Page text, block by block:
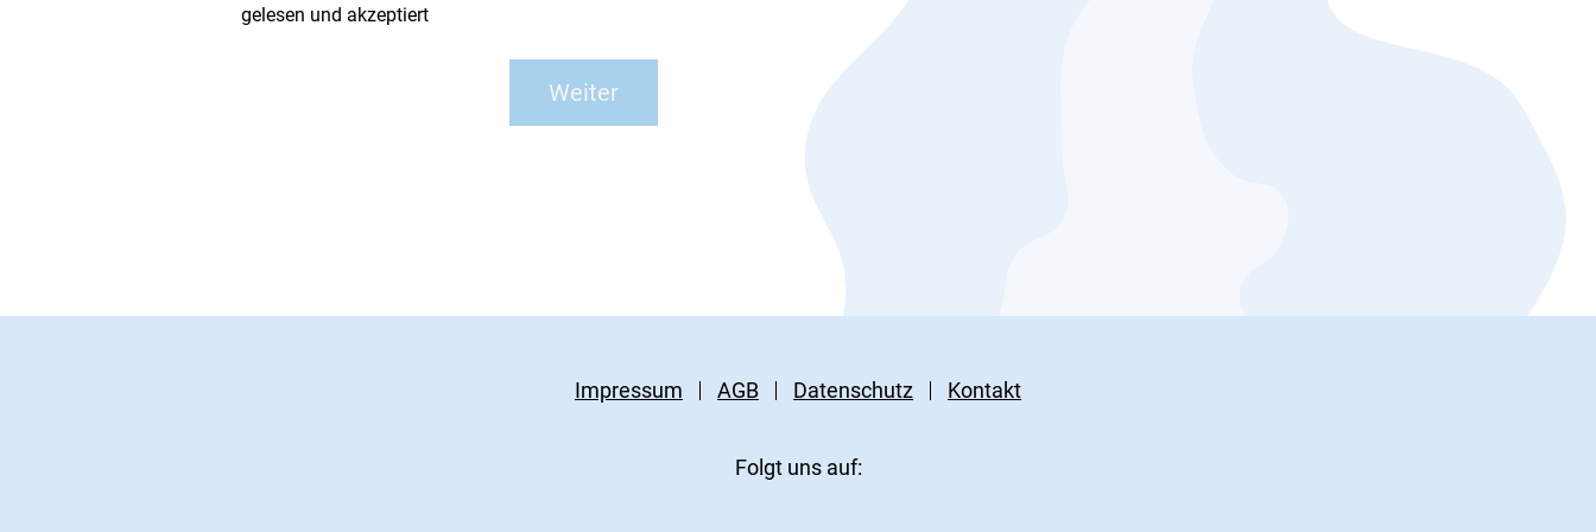
gelesen und akzeptiert
Impressum AGB Datenschutz Kontakt
Folgt uns auf: